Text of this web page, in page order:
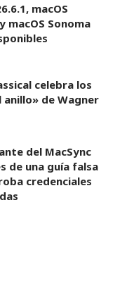
macOS
macOS Sonoma
celebra los
anillo» de Wagner
del MacSync
de una guía falsa
credenciales